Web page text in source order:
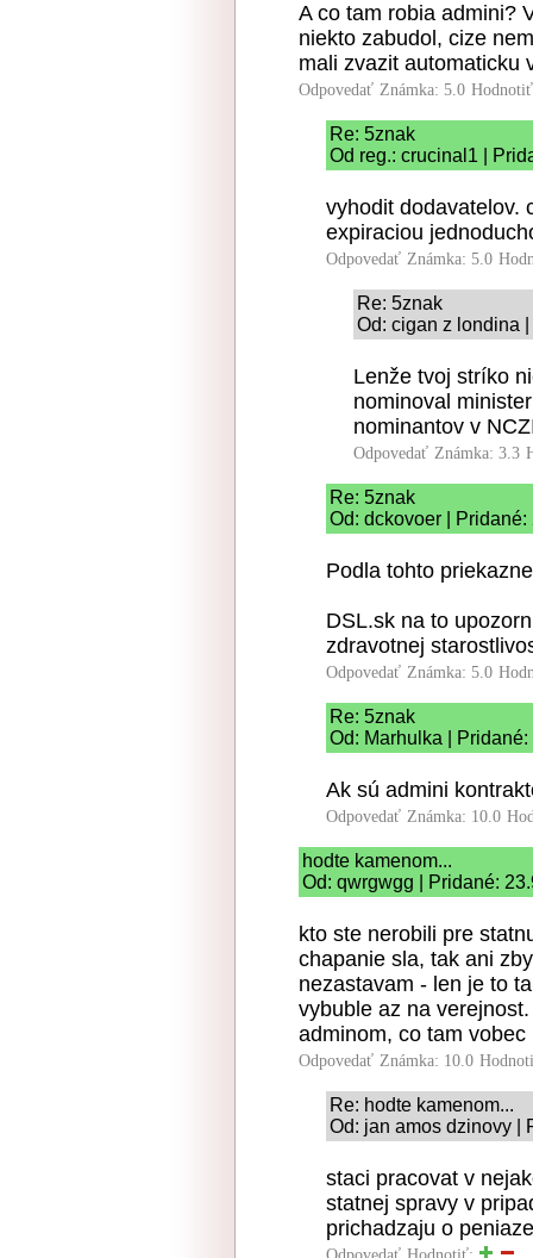
A co tam robia admini?
niekto zabudol, cize
mali zvazit automaticku
Odpovedať Známka: 5.0
Re: 5znak
Od reg.: crucinal1 |
vyhodit dodavatelov.
expiraciou
Odpovedať Známka: 5.0
Re: 5znak
Od: cigan z londina
Lenže tvoj stríko
nominoval
nominantov v
Odpovedať Známka: 3.3
Re: 5znak
Od: dckovoer | Pridané:
Podla tohto
DSL.sk na to
zdravotnej
Odpovedať Známka: 5.0
Re: 5znak
Od: Marhulka |
Ak sú admini
Odpovedať Známka: 10.0
hodte kamenom...
Od: qwrgwgg | Pridané:
kto ste nerobili pre
chapanie sla, tak ani
nezastavam - len je to
vybuble az na
adminom, co tam vobec
Odpovedať Známka: 10.0
Re: hodte kamenom...
Od: jan amos dzinovy |
staci pracovat v
statnej spravy v
prichadzaju o